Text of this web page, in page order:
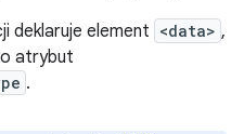
deklaruje element <data> ,
atrybut
.